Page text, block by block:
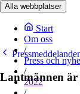
Alla webbplatser
Start
Om oss
/
Press och
/
2022
Lantmännen är